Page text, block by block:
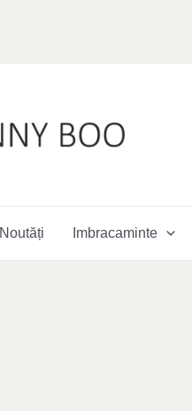
Noutăți Imbracaminte